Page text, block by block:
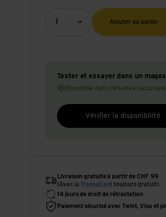
1
Quantité (optionnel)
Ajouter au panier
Tester et essayer dans un
Disponible dans certaines
Vérifier la disponibilité
Livraison gratuite à partir de CHF 99
(Avec laTransaCard toujours gratuit)
14 jours de droit de rétractation
Paiement sécurisé avec Twint, Visa et